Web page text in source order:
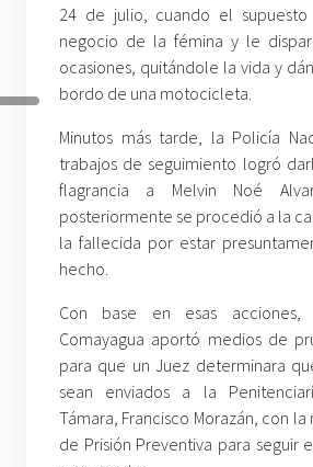
24 de julio, cuando el
negocio de la fémina y le
ocasiones, quitándole la vida y
bordo de una motocicleta.
Minutos más tarde, la Policía
trabajos de seguimiento logró
flagrancia a Melvin Noé
posteriormente se procedió a la
la fallecida por estar
hecho.
Con base en esas
Comayagua aportó medios de
para que un Juez determinara
sean enviados a la
Támara, Francisco Morazán, con
de Prisión Preventiva para seguir